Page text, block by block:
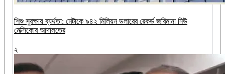
শিশু সুরক্ষায় ব্যর্থতা: মেটাকে ৯৪২ মিলিয়ন ডলারের রেকর্ড জরিমানা নিউ
মেক্সিকোর আদালতের
২